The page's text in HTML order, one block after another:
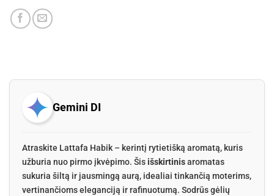
Gemini DI
Atraskite Lattafa Habik – kerintį rytietišką aromatą, kuris
užburia nuo pirmo įkvėpimo. Šisišskirtinisaromatas
sukuria šiltą ir jausmingą aurą, idealiai tinkančią moterims,
vertinančioms eleganciją ir rafinuotumą. Sodrūs gėlių